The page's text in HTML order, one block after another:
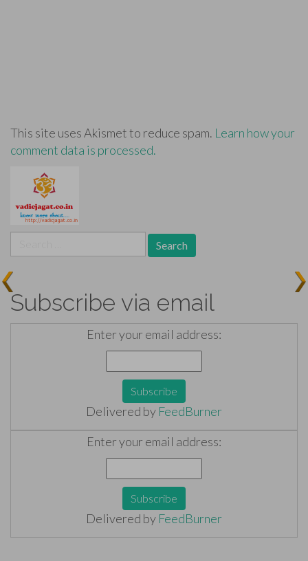
This site uses Akismet to reduce spam. Learn how your
comment data is processed.
for:
Subscribe via email
Enter your email address:
Delivered by FeedBurner
Enter your email address:
Delivered by FeedBurner